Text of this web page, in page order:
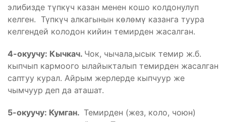
элибизде түпкүч казан менен кошо колдонулуп
келген. Түпкүч алкагынын көлөмү казанга туура
келгендей колодон кийин темирден жасалган.
4-окуучу: Кычкач. Чок, чычала,ысык темир ж.б.
кыпчып кармоого ылайыкталып темирден жасалган
саптуу курал. Айрым жерлерде кыпчуур же
чымчуур деп да аташат.
5-окуучу: Кумган. Темирден (жез, коло, чоюн)